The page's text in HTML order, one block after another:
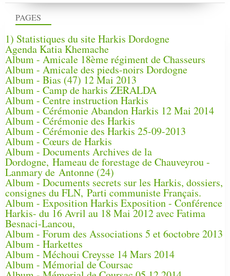
PAGES
1) Statistiques du site Harkis Dordogne
Agenda Katia Khemache
Album - Amicale 18ème régiment de Chasseurs
Album - Amicale des pieds-noirs Dordogne
Album - Bias (47) 12 Mai 2013
Album - Camp de harkis ZERALDA
Album - Centre instruction Harkis
Album - Cérémonie Abandon Harkis 12 Mai 2014
Album - Cérémonie des Harkis
Album - Cérémonie des Harkis 25-09-2013
Album - Cœurs de Harkis
Album - Documents Archives de la
Dordogne, Hameau de forestage de Chauveyrou -
Lanmary de Antonne (24)
Album - Documents secrets sur les Harkis, dossiers,
consignes du FLN, Parti communiste Français.
Album - Exposition Harkis Exposition - Conférence
Harkis- du 16 Avril au 18 Mai 2012 avec Fatima
Besnaci-Lancou,
Album - Forum des Associations 5 et 6octobre 2013
Album - Harkettes
Album - Méchoui Creysse 14 Mars 2014
Album - Mémorial de Coursac